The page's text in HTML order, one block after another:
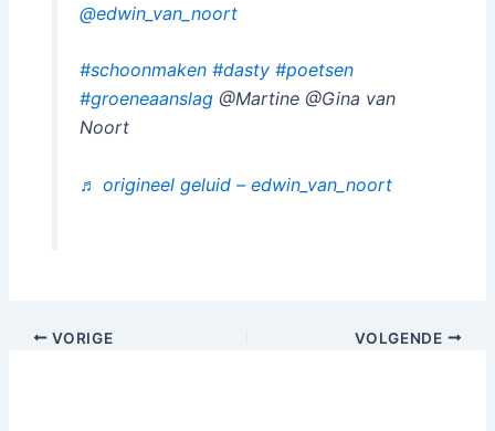
@edwin_van_noort
#schoonmaken #dasty #poetsen
#groeneaanslag@Martine @Gina van
Noort
♬ origineel geluid – edwin_van_noort
VORIGE VOLGENDE